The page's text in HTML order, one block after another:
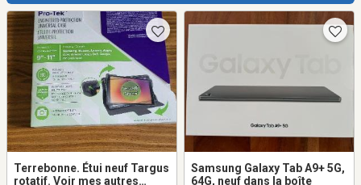
Terrebonne. Étui neuf Targus
rotatif. Voir mes autres
Samsung Galaxy Tab A9+ 5G,
64G, neuf dans la boîte